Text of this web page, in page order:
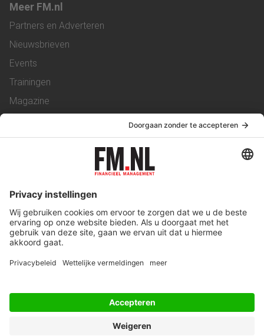
Meer FM.nl
Partners en Adverteren
Nieuwsbrieven
Events
Trainingen
Magazine
Service & Contact
Werken bij ons
Privacy Statement
Algemene Voorwaarden